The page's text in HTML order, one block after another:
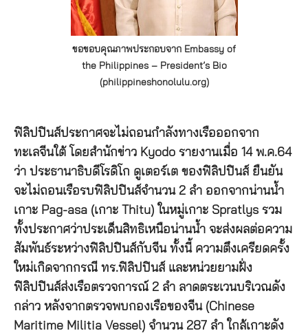
ขอขอบคุณภาพประกอบจาก Embassy of
the Philippines – President’s Bio
(philippineshonolulu.org)
ฟิลิปปินส์ประกาศจะไม่ถอนกำลังทางเรือออกจาก
ทะเลจีนใต้ โดยสำนักข่าว Kyodo รายงานเมื่อ 14 พ.ค.64
ว่า ประธานาธิบดีโรดิโก ดูเตอร์เต ของฟิลิปปินส์ ยืนยัน
จะไม่ถอนเรือรบฟิลิปปินส์จำนวน 2 ลำ ออกจากน่านน้ำ
เกาะ Pag-asa (เกาะ Thitu) ในหมู่เกาะ Spratlys รวม
ทั้งประกาศว่าประเด็นสิทธิเหนือน่านน้ำ จะส่งผลต่อความ
สัมพันธ์ระหว่างฟิลิปปินส์กับจีน ทั้งนี้ ความตึงเครียดครั้ง
ใหม่เกิดจากกรณี ทร.ฟิลิปปินส์ และหน่วยยามฝั่ง
ฟิลิปปินส์ส่งเรือตรวจการณ์ 2 ลำ ลาดตระเวนบริเวณดัง
กล่าว หลังจากตรวจพบกองเรือของจีน (Chinese
Maritime Militia Vessel) จำนวน 287 ลำ ใกล้เกาะดัง